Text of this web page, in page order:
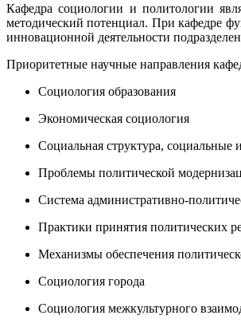
Кафедра социологии и политологии
методический потенциал. При кафедре
инновационной деятельности
Приоритетные научные направления
Социология образования
Экономическая социология
Социальная структура, социальные
Проблемы политической
Система административно-
Практики принятия политических
Механизмы обеспечения
Социология города
Социология межкультурного